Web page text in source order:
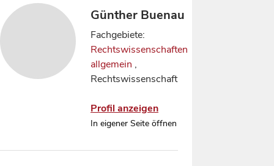
Günther Buenau
Fachgebiete:
Rechtswissenschaften
allgemein ,
Rechtswissenschaft
Profil anzeigen
In eigener Seite öffnen